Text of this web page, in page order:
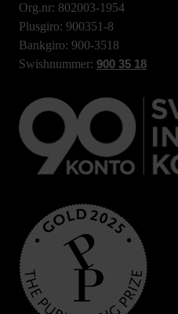
Org.nr: 802003-1954
Plusgiro: 900351-8
Bankgiro: 900-3518
Swishnummer: 900 35 18